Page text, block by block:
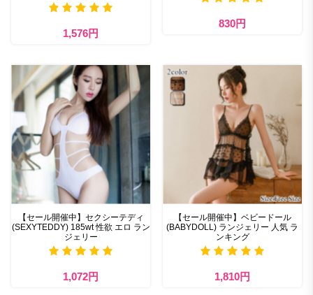
1,576円
830円
【セール開催中】セクシーテディ
(SEXYTEDDY) 185wt 性欲 エロ ラン
ジェリー
1,072円
【セール開催中】ベビードール
(BABYDOLL) ランジェリー 人気 ラ
ンキング
1,810円